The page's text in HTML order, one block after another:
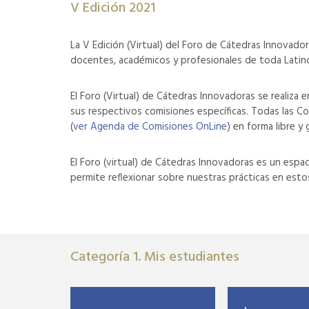
V Edición 2021
La V Edición (Virtual) del Foro de Cátedras
docentes, académicos y profesionales de toda
El Foro (Virtual) de Cátedras Innovadoras se realiza
sus respectivos comisiones específicas. Todas las
(ver Agenda de Comisiones OnLine) en forma libre y
El Foro (virtual) de Cátedras Innovadoras es un
permite reflexionar sobre nuestras prácticas en
Categoría 1. Mis estudiantes